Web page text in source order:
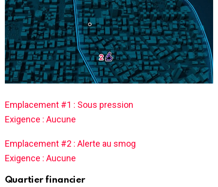
Emplacement #1 : Sous pression
Exigence : Aucune
Emplacement #2 : Alerte au smog
Exigence : Aucune
Quartier financier